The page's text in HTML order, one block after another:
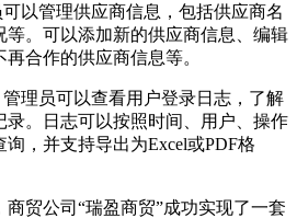
以管理供应商信息，包括供应商名
等。可以添加新的供应商信息、编辑
合作的供应商信息等。
管理员可以查看用户登录日志，了解
录。日志可以按照时间、用户、操作
，并支持导出为Excel或PDF格
贸公司“瑞盈商贸”成功实现了一套